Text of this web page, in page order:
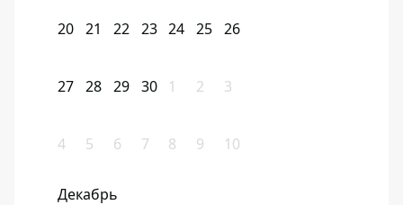
20 21 22 23 24 25 26
27 28 29 30 1 2 3
4 5 6 7 8 9 10
Декабрь